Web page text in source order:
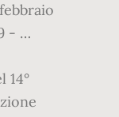
- …
14°